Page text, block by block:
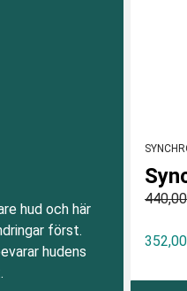
hud och här
först.
hudens